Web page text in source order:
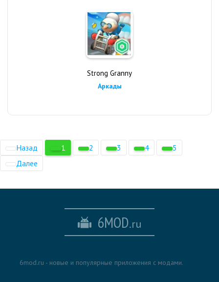
Strong Granny
Аркады
Назад 1 2 3 4
5
Далее
6MOD.ru
6mod.ru - новые и популярные приложения с модами.